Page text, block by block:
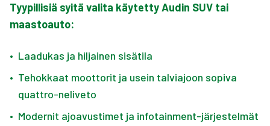
Tyypillisiä syitä valita käytetty Audin SUV tai
maastoauto:
• Laadukas ja hiljainen sisätila
• Tehokkaat moottorit ja usein talviajoon sopiva
quattro-neliveto
• Modernit ajoavustimet ja infotainment-järjestelmät